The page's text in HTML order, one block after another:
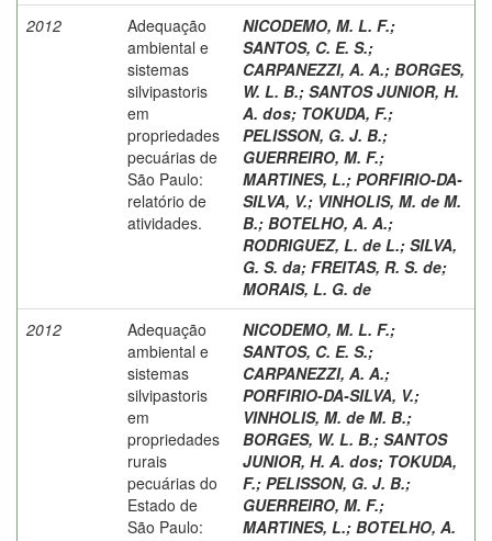
2012
Adequação
ambiental e
sistemas
silvipastoris
em
propriedades
pecuárias de
São Paulo:
relatório de
atividades.
NICODEMO, M. L. F.;
SANTOS, C. E. S.;
CARPANEZZI, A. A.; BORGES,
W. L. B.; SANTOS JUNIOR, H.
A. dos; TOKUDA, F.;
PELISSON, G. J. B.;
GUERREIRO, M. F.;
MARTINES, L.; PORFIRIO-DA-
SILVA, V.; VINHOLIS, M. de M.
B.; BOTELHO, A. A.;
RODRIGUEZ, L. de L.; SILVA,
G. S. da; FREITAS, R. S. de;
MORAIS, L. G. de
2012
Adequação
ambiental e
sistemas
silvipastoris
em
propriedades
rurais
pecuárias do
Estado de
São Paulo:
NICODEMO, M. L. F.;
SANTOS, C. E. S.;
CARPANEZZI, A. A.;
PORFIRIO-DA-SILVA, V.;
VINHOLIS, M. de M. B.;
BORGES, W. L. B.; SANTOS
JUNIOR, H. A. dos; TOKUDA,
F.; PELISSON, G. J. B.;
GUERREIRO, M. F.;
MARTINES, L.; BOTELHO, A.